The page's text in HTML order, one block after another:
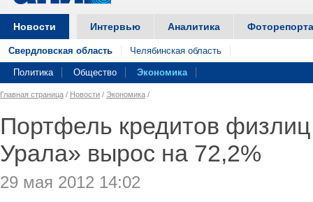
Новости Интервью Аналитика
Свердловская область Челябинская область
Политика Общество Экономика
Главная страница / Новости / Экономика /
Портфель кредитов
Урала» вырос на 72,2%
29 мая 2012 14:02